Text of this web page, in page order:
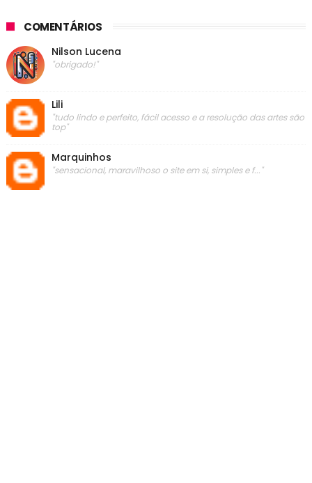
COMENTÁRIOS
Nilson Lucena
"obrigado!"
Lili
"tudo lindo e perfeito, fácil acesso e a resolução das artes são
top"
Marquinhos
"sensacional, maravilhoso o site em si, simples e f..."